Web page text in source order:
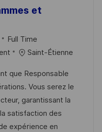
et
Full Time
Saint-Étienne
que Responsable
Vous serez le
garantissant la
satisfaction des
expérience en